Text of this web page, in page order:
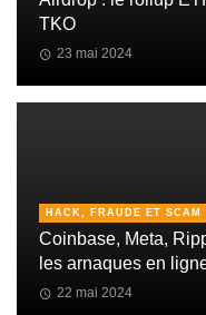
TKO
23 mai 2024
HACK, FRAUDE ET SCAM
Coinbase, Meta,
les arnaques en
22 mai 2024